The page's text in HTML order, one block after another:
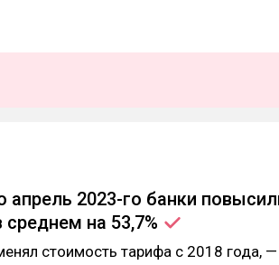
апрель 2023-го банки
среднем на 53,7%
стоимость тарифа с 2018 года, —